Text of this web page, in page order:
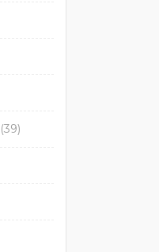
(39)